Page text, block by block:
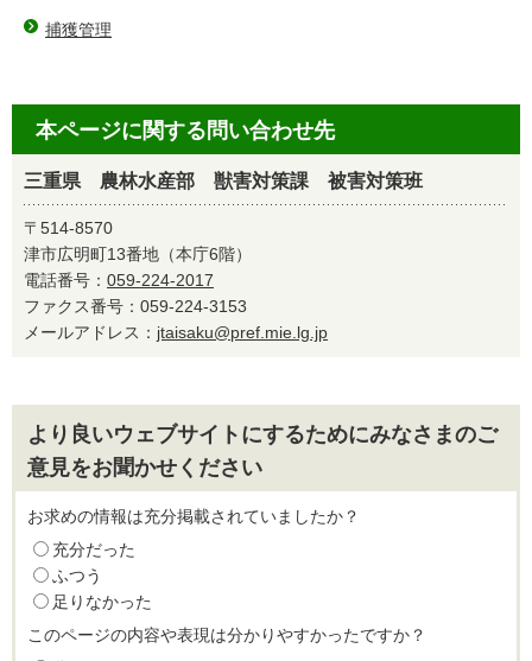
捕獲管理
本ページに関する問い合わせ先
三重県 農林水産部 獣害対策課 被害対策班
〒514-8570
津市広明町13番地（本庁6階）
電話番号： 059-224-2017
ファクス番号：059-224-3153
メールアドレス： jtaisaku@pref.mie.lg.jp
より良いウェブサイトにするためにみなさまのご
意見をお聞かせください
お求めの情報は充分掲載されていましたか？
充分だった
ふつう
足りなかった
このページの内容や表現は分かりやすかったですか？